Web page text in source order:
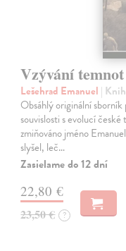
Vzývání temnot
Lešehrad Emanuel |
Obsáhlý originální sborník
souvislosti s evolucí
zmiňováno jméno
slyšel, leč…
Zasielame do 12 dní
22,80 €
23,50 € ?